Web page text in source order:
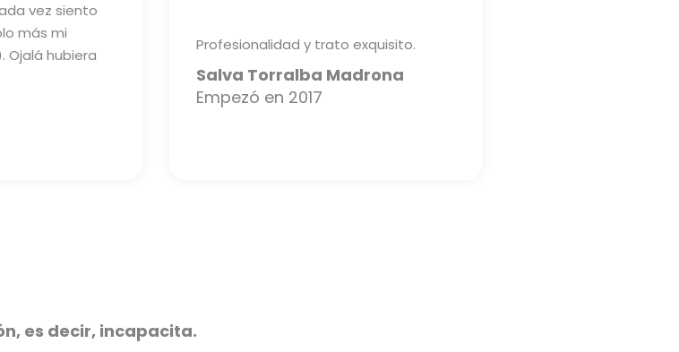
vez siento
más mi
Ojalá hubiera
Profesionalidad y trato exquisito.
Salva Torralba Madrona
Empezó en 2017
es decir, incapacita.